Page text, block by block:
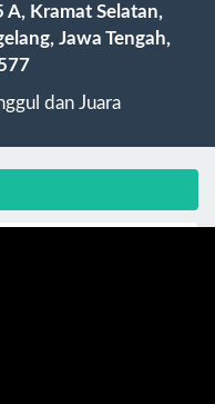
A, Kramat Selatan,
Jawa Tengah,
dan Juara